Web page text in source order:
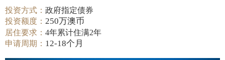
投资方式：政府指定债券
投资额度： 250万澳币
居住要求：4年累计住满2年
申请周期： 12-18个月